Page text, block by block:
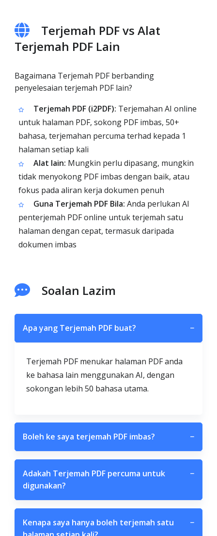
Terjemah PDF vs Alat
Terjemah PDF Lain
Bagaimana Terjemah PDF berbanding
penyelesaian terjemah PDF lain?
Terjemah PDF (i2PDF): Terjemahan AI online
untuk halaman PDF, sokong PDF imbas, 50+
bahasa, terjemahan percuma terhad kepada 1
halaman setiap kali
Alat lain: Mungkin perlu dipasang, mungkin
tidak menyokong PDF imbas dengan baik, atau
fokus pada aliran kerja dokumen penuh
Guna Terjemah PDF Bila: Anda perlukan AI
penterjemah PDF online untuk terjemah satu
halaman dengan cepat, termasuk daripada
dokumen imbas
Soalan Lazim
Apa yang Terjemah PDF buat? −
Terjemah PDF menukar halaman PDF anda
ke bahasa lain menggunakan AI, dengan
sokongan lebih 50 bahasa utama.
Boleh ke saya terjemah PDF imbas? −
Adakah Terjemah PDF percuma untuk
digunakan?
−
Kenapa saya hanya boleh terjemah satu
−